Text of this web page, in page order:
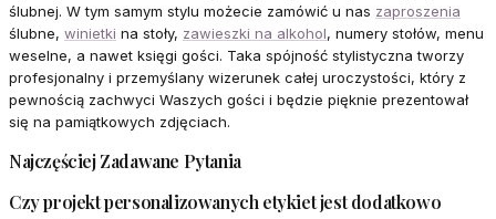
ślubnej. W tym samym stylu możecie zamówić u nas zaproszenia
ślubne, winietki na stoły, zawieszki na alkohol, numery stołów, menu
weselne, a nawet księgi gości. Taka spójność stylistyczna tworzy
profesjonalny i przemyślany wizerunek całej uroczystości, który z
pewnością zachwyci Waszych gości i będzie pięknie prezentował
się na pamiątkowych zdjęciach.
Najczęściej Zadawane Pytania
Czy projekt personalizowanych etykiet jest dodatkowo